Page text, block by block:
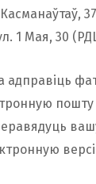
1 Мая, 30
адправіць
пошту